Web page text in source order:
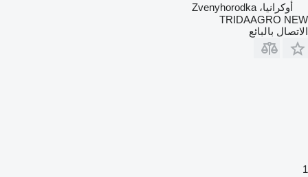
أوكرانيا، Zvenyhorodka
TRIDAAGRO NEW
الاتصال بالبائع
1